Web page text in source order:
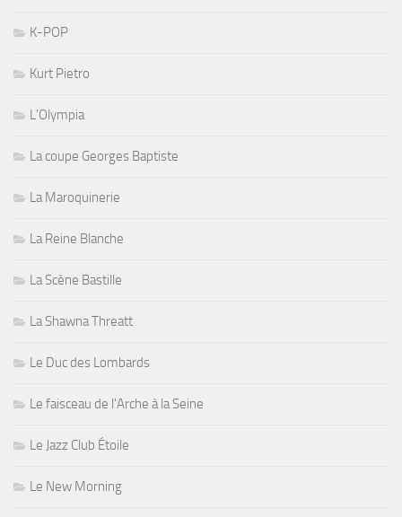
K-POP
Kurt Pietro
L'Olympia
La coupe Georges Baptiste
La Maroquinerie
La Reine Blanche
La Scène Bastille
La Shawna Threatt
Le Duc des Lombards
Le faisceau de l'Arche à la Seine
Le Jazz Club Étoile
Le New Morning